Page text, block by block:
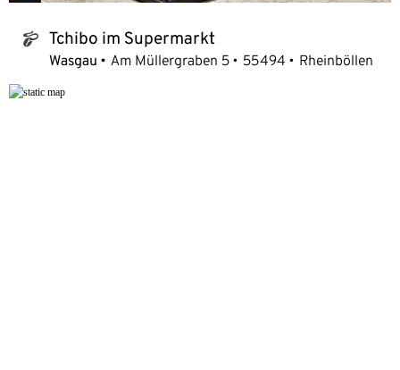
tchibo_logo Tchibo im Supermarkt
Wasgau Am Müllergraben 5 55494 Rheinböllen